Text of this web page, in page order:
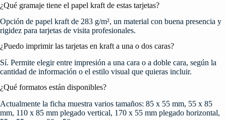
¿Qué gramaje tiene el papel kraft de estas tarjetas?
Opción de papel kraft de 283 g/m², un material con buena presencia y
rigidez para tarjetas de visita profesionales.
¿Puedo imprimir las tarjetas en kraft a una o dos caras?
Sí. Permite elegir entre impresión a una cara o a doble cara, según la
cantidad de información o el estilo visual que quieras incluir.
¿Qué formatos están disponibles?
Actualmente la ficha muestra varios tamaños: 85 x 55 mm, 55 x 85
mm, 110 x 85 mm plegado vertical, 170 x 55 mm plegado horizontal,